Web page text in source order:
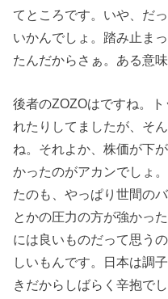
てところです。いや、だ
いかんでしょ。踏み止ま
たんだからさぁ。ある意
後者のZOZOはですね。
れたりしてましたが、そ
ね。それよか、株価が下
かったのがアカンでしょ
たのも、やっぱり世間の
とかの圧力の方が強かっ
には良いものだって思う
しいもんです。日本は調
きだからしばらく辛抱で